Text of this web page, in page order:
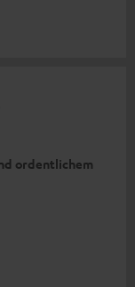
ordentlichem